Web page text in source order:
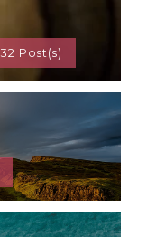
32 Post(s)